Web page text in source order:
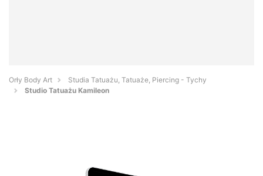
Orły Body Art
Studia Tatuażu, Tatuaże, Piercing - Tychy
Studio Tatuażu Kamileon